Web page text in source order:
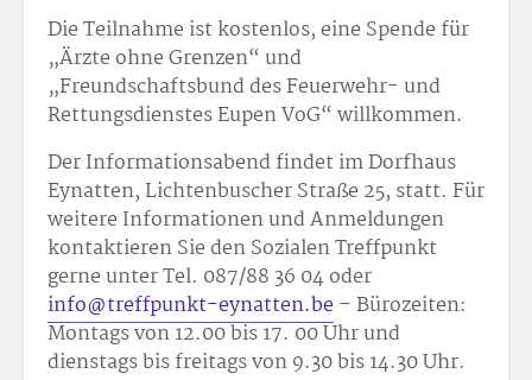
Die Teilnahme ist kostenlos, eine Spende für
„Ärzte ohne Grenzen“ und
„Freundschaftsbund des Feuerwehr- und
Rettungsdienstes Eupen VoG“ willkommen.
Der Informationsabend findet im Dorfhaus
Eynatten, Lichtenbuscher Straße 25, statt. Für
weitere Informationen und Anmeldungen
kontaktieren Sie den Sozialen Treffpunkt
gerne unter Tel. 087/88 36 04 oder
info@treffpunkt-eynatten.be– Bürozeiten:
Montags von 12.00 bis 17. 00 Uhr und
dienstags bis freitags von 9.30 bis 14.30 Uhr.